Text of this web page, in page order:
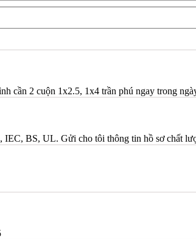
cần 2 cuộn 1x2.5, 1x4 trần phú ngay trong
IEC, BS, UL. Gửi cho tôi thông tin hồ sơ chất